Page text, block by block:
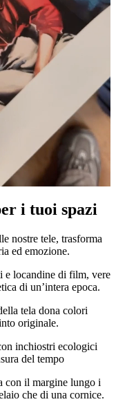
i tuoi spazi
nostre tele, trasforma
ed emozione.
e locandine di film, vere
di un’intera epoca.
tela dona colori
originale.
inchiostri ecologici
del tempo
con il margine lungo i
che di una cornice.